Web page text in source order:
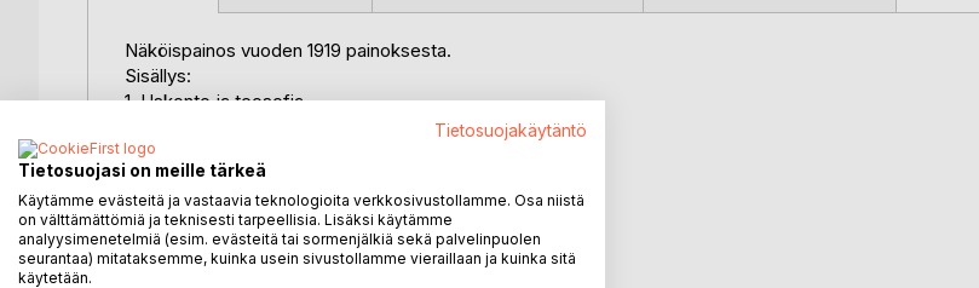
Näköispainos vuoden 1919 painoksesta.
Sisällys:
1. Uskonto ja teosofia
2. Teosofia, uskonnot ja totuuden tietäjät
3. Teosofia ja maailmanuskonto
4. Mikä on sielu?
5. Jälleensyntyminen
6. Karman laki
7. Logos
Tietosuojakäytäntö
Tietosuojasi on meille tärkeä
Käytämme evästeitä ja vastaavia teknologioita verkkosivustollamme. Osa niistä
on välttämättömiä ja teknisesti tarpeellisia. Lisäksi käytämme
analyysimenetelmiä (esim. evästeitä tai sormenjälkiä sekä palvelinpuolen
seurantaa) mitataksemme, kuinka usein sivustollamme vieraillaan ja kuinka sitä
käytetään.